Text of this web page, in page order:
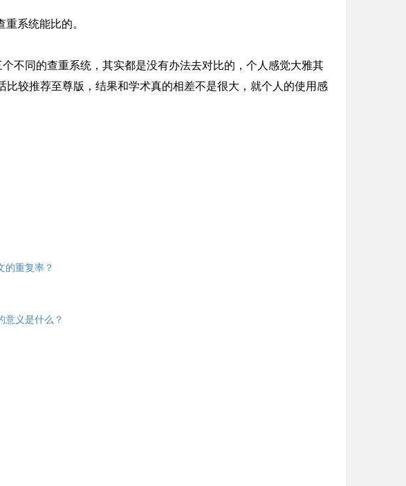
系统能比的。
不同的查重系统，其实都是没有办法去对比的，个人感觉大雅其
较推荐至尊版，结果和学术真的相差不是很大，就个人的使用感
的重复率？
意义是什么？